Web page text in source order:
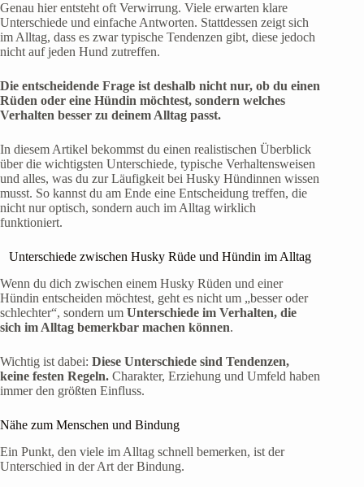
Genau hier entsteht oft Verwirrung. Viele erwarten klare
Unterschiede und einfache Antworten. Stattdessen zeigt sich
im Alltag, dass es zwar typische Tendenzen gibt, diese jedoch
nicht auf jeden Hund zutreffen.
Die entscheidende Frage ist deshalb nicht nur, ob du einen
Rüden oder eine Hündin möchtest, sondern welches
Verhalten besser zu deinem Alltag passt.
In diesem Artikel bekommst du einen realistischen Überblick
über die wichtigsten Unterschiede, typische Verhaltensweisen
und alles, was du zur Läufigkeit bei Husky Hündinnen wissen
musst. So kannst du am Ende eine Entscheidung treffen, die
nicht nur optisch, sondern auch im Alltag wirklich
funktioniert.
Unterschiede zwischen Husky Rüde und Hündin im Alltag
Wenn du dich zwischen einem Husky Rüden und einer
Hündin entscheiden möchtest, geht es nicht um „besser oder
schlechter“, sondern um Unterschiede im Verhalten, die
sich im Alltag bemerkbar machen können.
Wichtig ist dabei: Diese Unterschiede sind Tendenzen,
keine festen Regeln. Charakter, Erziehung und Umfeld haben
immer den größten Einfluss.
Nähe zum Menschen und Bindung
Ein Punkt, den viele im Alltag schnell bemerken, ist der
Unterschied in der Art der Bindung.